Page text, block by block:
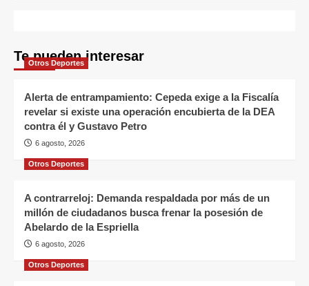
Te pueden interesar
Otros Deportes
Alerta de entrampamiento: Cepeda exige a la Fiscalía
revelar si existe una operación encubierta de la DEA
contra él y Gustavo Petro
6 agosto, 2026
Otros Deportes
A contrarreloj: Demanda respaldada por más de un
millón de ciudadanos busca frenar la posesión de
Abelardo de la Espriella
6 agosto, 2026
Otros Deportes